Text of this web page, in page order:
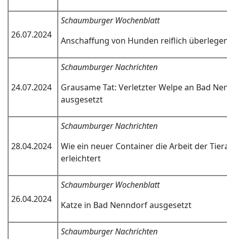
26.07.2024
Schaumburger Wochenblatt
Anschaffung von Hunden reiflich
24.07.2024
Schaumburger Nachrichten
Grausame Tat: Verletzter Welpe an Bad
ausgesetzt
28.04.2024
Schaumburger Nachrichten
Wie ein neuer Container die Arbeit der
erleichtert
26.04.2024
Schaumburger Wochenblatt
Katze in Bad Nenndorf ausgesetzt
Schaumburger Nachrichten